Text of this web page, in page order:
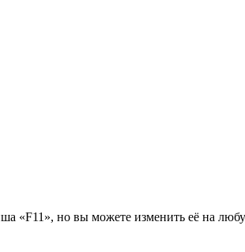
«F11», но вы можете изменить её на